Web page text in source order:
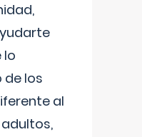
lo
de los
al